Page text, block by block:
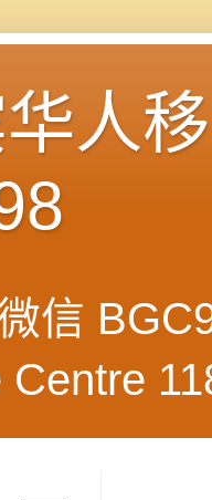
人
信
Centre